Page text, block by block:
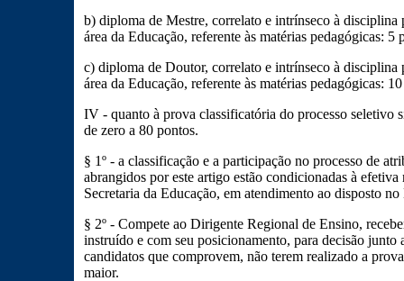
b) diploma de Mestre, correlato e intrínseco à
área da Educação, referente às matérias pedagógicas: 5
c) diploma de Doutor, correlato e intrínseco à
área da Educação, referente às matérias pedagógicas:
IV - quanto à prova classificatória do processo seletivo
de zero a 80 pontos.
§ 1º - a classificação e a participação no processo de
abrangidos por este artigo estão condicionadas à
Secretaria da Educação, em atendimento ao disposto
§ 2º - Compete ao Dirigente Regional de Ensino,
instruído e com seu posicionamento, para decisão junto
candidatos que comprovem, não terem realizado a
maior.